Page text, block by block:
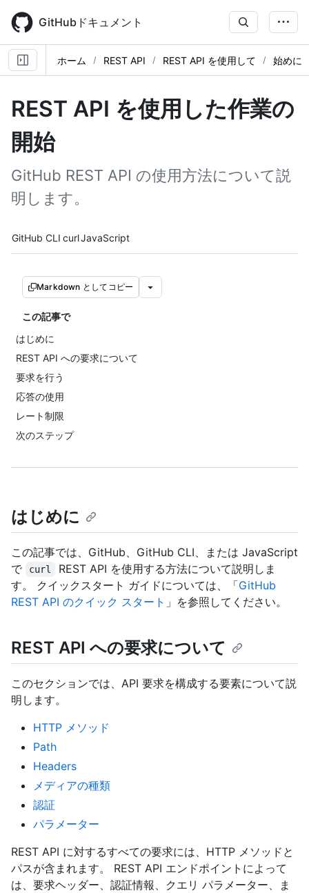
main
content
GitHubドキュメント
ホーム REST API REST API を使用して 始めに
REST API を使用した作業の
開始
GitHub REST API の使用方法について説
明します。
Tool navigation
GitHub CLI curlJavaScript
Markdown としてコピー
この記事で
はじめに
REST API への要求について
要求を行う
応答の使用
レート制限
次のステップ
はじめに
この記事では、GitHub、GitHub CLI、または JavaScript
で
curl
REST API を使用する方法について説明しま
す。 クイックスタート ガイドについては、「GitHub
REST API のクイック スタート 」を参照してください。
REST API への要求について
このセクションでは、API 要求を構成する要素について説
明します。
HTTP メソッド
Path
Headers
メディアの種類
認証
パラメーター
REST API に対するすべての要求には、HTTP メソッドと
パスが含まれます。 REST API エンドポイントによって
は、要求ヘッダー、認証情報、クエリ パラメーター、ま